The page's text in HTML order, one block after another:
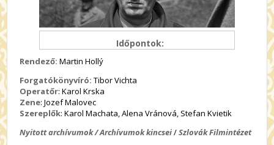
Időpontok:
Rendező: Martin Hollý
Forgatókönyvíró: Tibor Vichta
Operatőr: Karol Krska
Zene: Jozef Malovec
Szereplők: Karol Machata, Alena Vránová, Stefan Kvietik
Nyitott archívumok / Archívumok kincsei/Szlovák Filmintézet